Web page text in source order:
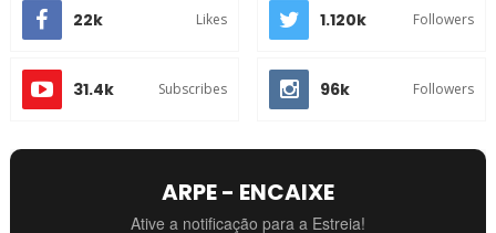
22k Likes 1.120k Followers
31.4k Subscribes 96k Followers
ARPE - ENCAIXE
Ative a notificação para a Estreia!